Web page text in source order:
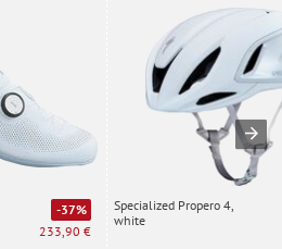
-37%
233,90 €
Specialized Propero 4,
white